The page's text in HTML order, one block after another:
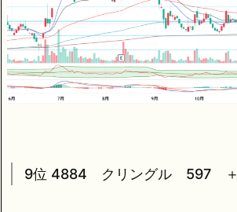
9位 4884 クリングル 597